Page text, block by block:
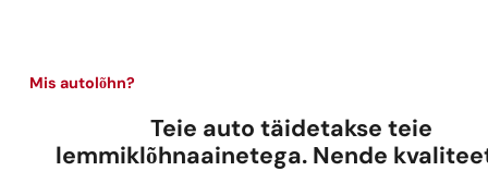
Mis autolõhn?
Teie auto täidetakse teie
lemmiklõhnaainetega. Nende
Pane